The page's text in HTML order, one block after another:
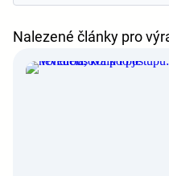
Nalezené články pro